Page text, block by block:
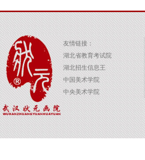
友情链接：
湖北省教育考试院
湖北招生信息王
中国美术学院
中央美术学院